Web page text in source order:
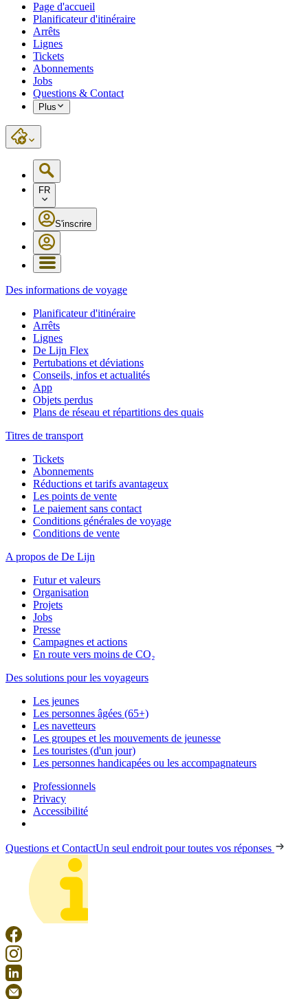
Page d'accueil
Planificateur d'itinéraire
Arrêts
Lignes
Tickets
Abonnements
Jobs
Questions & Contact
Plus
FR
S'inscrire
Des informations de voyage
Planificateur d'itinéraire
Arrêts
Lignes
De Lijn Flex
Pertubations et déviations
Conseils, infos et actualités
App
Objets perdus
Plans de réseau et répartitions des quais
Titres de transport
Tickets
Abonnements
Réductions et tarifs avantageux
Les points de vente
Le paiement sans contact
Conditions générales de voyage
Conditions de vente
A propos de De Lijn
Futur et valeurs
Organisation
Projets
Jobs
Presse
Campagnes et actions
En route vers moins de CO₂
Des solutions pour les voyageurs
Les jeunes
Les personnes âgées (65+)
Les navetteurs
Les groupes et les mouvements de jeunesse
Les touristes (d'un jour)
Les personnes handicapées ou les accompagnateurs
Professionnels
Privacy
Accessibilité
Questions et ContactUn seul endroit pour toutes vos réponses